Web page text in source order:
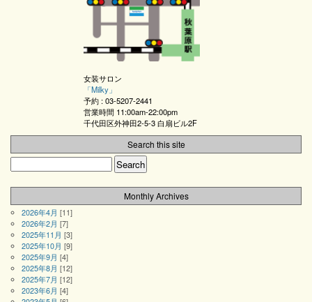
女装サロン
「Milky」
予約 :03-5207-2441
営業時間 11:00am-22:00pm
千代田区外神田2-5-3 白扇ビル2F
Search this site
Monthly Archives
2026年4月 [11]
2026年2月 [7]
2025年11月 [3]
2025年10月 [9]
2025年9月 [4]
2025年8月 [12]
2025年7月 [12]
2023年6月 [4]